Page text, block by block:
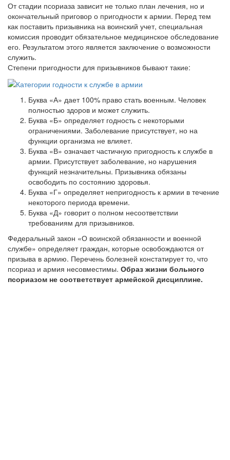
От стадии псориаза зависит не только план лечения, но и
окончательный приговор о пригодности к армии. Перед тем
как поставить призывника на воинский учет, специальная
комиссия проводит обязательное медицинское обследование
его. Результатом этого является заключение о возможности
служить.
Степени пригодности для призывников бывают такие:
Буква «А» дает 100% право стать военным. Человек
полностью здоров и может служить.
Буква «Б» определяет годность с некоторыми
ограничениями. Заболевание присутствует, но на
функции организма не влияет.
Буква «В» означает частичную пригодность к службе в
армии. Присутствует заболевание, но нарушения
функций незначительны. Призывника обязаны
освободить по состоянию здоровья.
Буква «Г» определяет непригодность к армии в течение
некоторого периода времени.
Буква «Д» говорит о полном несоответствии
требованиям для призывников.
Федеральный закон «О воинской обязанности и военной
службе» определяет граждан, которые освобождаются от
призыва в армию. Перечень болезней констатирует то, что
псориаз и армия несовместимы. Образ жизни больного
псориазом не соответствует армейской дисциплине.